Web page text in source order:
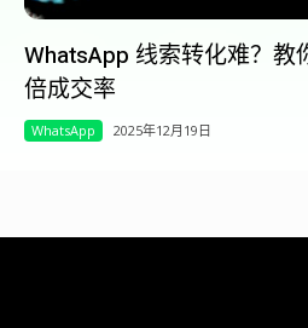
WhatsApp 线索转化难？教
倍成交率
WhatsApp 2025年12月19日